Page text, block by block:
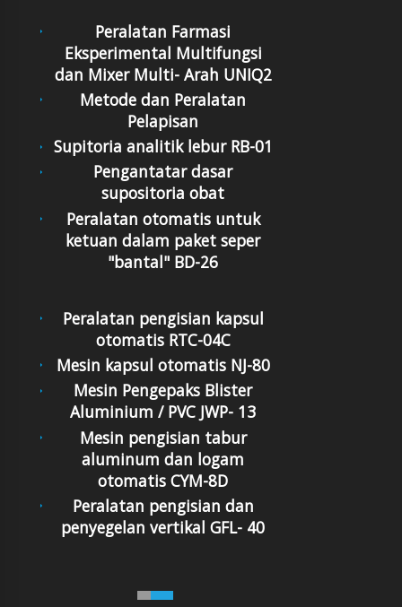
Peralatan Farmasi
Eksperimental Multifungsi
dan Mixer Multi- Arah UNIQ2
Metode dan Peralatan
Pelapisan
Supitoria analitik lebur RB-01
Pengantatar dasar
supositoria obat
Peralatan otomatis untuk
ketuan dalam paket seper
"bantal" BD-26
Peralatan pengisian kapsul
otomatis RTC-04C
Mesin kapsul otomatis NJ-80
Mesin Pengepaks Blister
Aluminium / PVC JWP- 13
Mesin pengisian tabur
aluminum dan logam
otomatis CYM-8D
Peralatan pengisian dan
penyegelan vertikal GFL- 40